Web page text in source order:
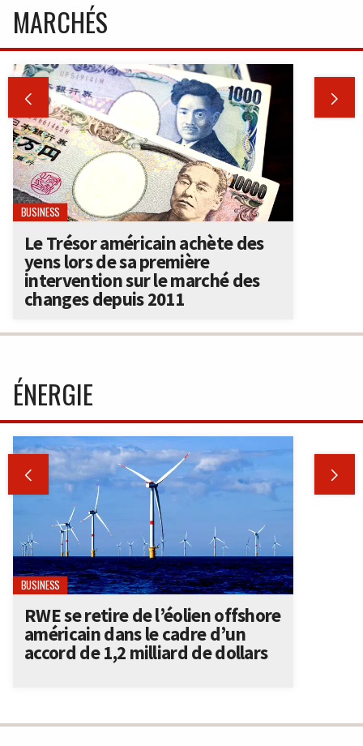
MARCHÉS
 
BUSINESS
Le Trésor américain achète des
yens lors de sa première
intervention sur le marché des
changes depuis 2011
ÉNERGIE
 
BUSINESS
RWE se retire de l’éolien offshore
américain dans le cadre d’un
accord de 1,2 milliard de dollars